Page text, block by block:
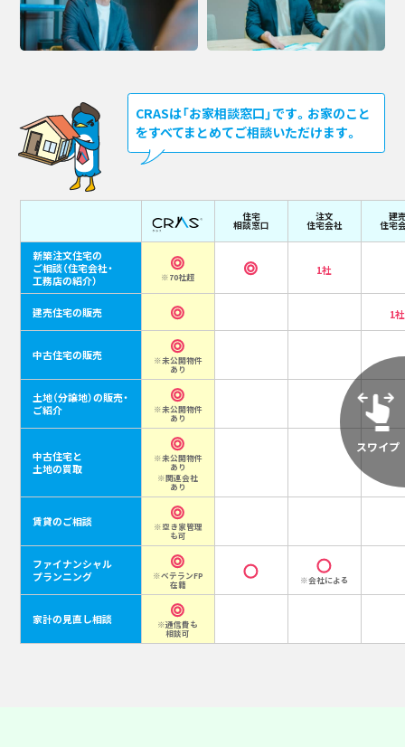
CRASは「お家相談窓口」です。お家のこと
をすべてまとめてご相談いただけます。
住宅
相談窓口
注文
住宅会社
建
住宅
新築注文住宅の
ご相談（住宅会社・
工務店の紹介）
※70社超 1社
建売住宅の販売 1社
中古住宅の販売
※未公開物件
あり
土地（分譲地）の販売・
ご紹介
※未公開物件
あり
中古住宅と
土地の買取
※未公開物件
あり
※関連会社
あり
賃貸のご相談
※空き家管理
も可
ファイナンシャル
プランニング
※ベテランFP
在籍
※会社による
家計の見直し相談
※通信費も
相談可